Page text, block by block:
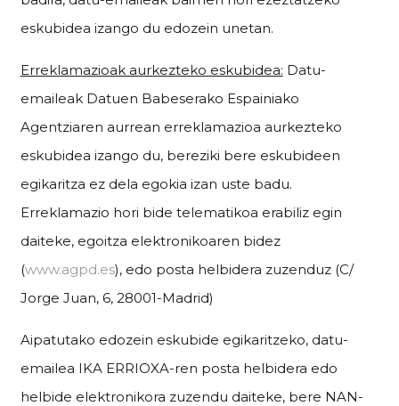
eskubidea izango du edozein unetan.
Erreklamazioak aurkezteko eskubidea: Datu-
emaileak Datuen Babeserako Espainiako
Agentziaren aurrean erreklamazioa aurkezteko
eskubidea izango du, bereziki bere eskubideen
egikaritza ez dela egokia izan uste badu.
Erreklamazio hori bide telematikoa erabiliz egin
daiteke, egoitza elektronikoaren bidez
(www.agpd.es), edo posta helbidera zuzenduz (C/
Jorge Juan, 6, 28001-Madrid)
Aipatutako edozein eskubide egikaritzeko, datu-
emailea IKA ERRIOXA-ren posta helbidera edo
helbide elektronikora zuzendu daiteke, bere NAN-